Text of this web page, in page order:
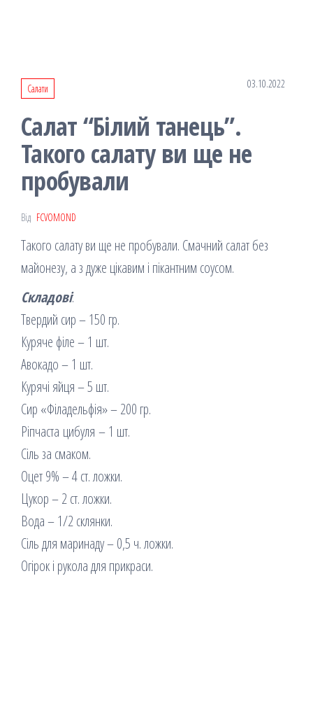
Салати 03.10.2022
Салат “Білий танець”.
Такого салату ви ще не
пробували
Від FCVOMOND
Такого салату ви ще не пробували. Смачний салат без
майонезу, а з дуже цікавим і пікантним соусом.
Складові:
Твердий сир – 150 гр.
Куряче філе – 1 шт.
Авокадо – 1 шт.
Курячі яйця – 5 шт.
Сир «Філадельфія» – 200 гр.
Ріпчаста цибуля – 1 шт.
Сіль за смаком.
Оцет 9% – 4 ст. ложки.
Цукор – 2 ст. ложки.
Вода – 1/2 склянки.
Сіль для маринаду – 0,5 ч. ложки.
Огірок і рукола для прикраси.